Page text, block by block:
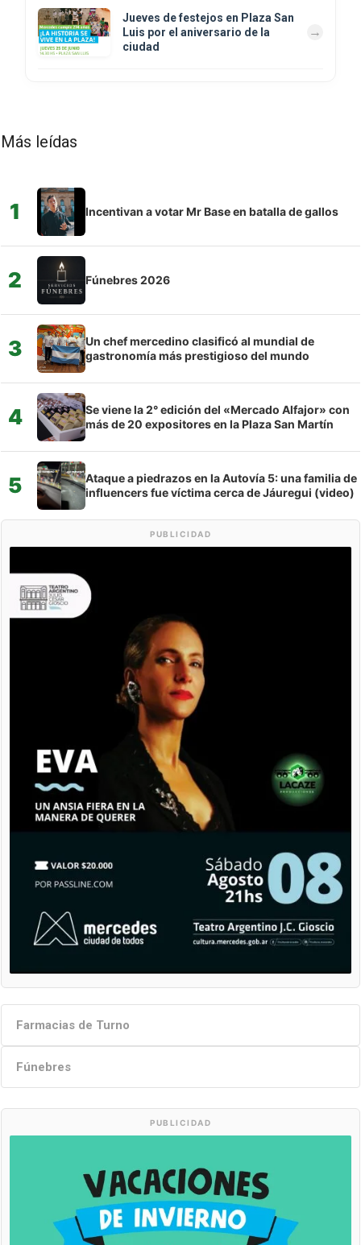
Jueves de festejos en Plaza San
Luis por el aniversario de la
ciudad
Más leídas
1 Incentivan a votar Mr Base en batalla de gallos
2 Fúnebres 2026
3
Un chef mercedino clasificó al mundial de
gastronomía más prestigioso del mundo
4
Se viene la 2° edición del «Mercado Alfajor» con
más de 20 expositores en la Plaza San Martín
5
Ataque a piedrazos en la Autovía 5: una familia de
influencers fue víctima cerca de Jáuregui (video)
PUBLICIDAD
Farmacias de Turno
Fúnebres
PUBLICIDAD